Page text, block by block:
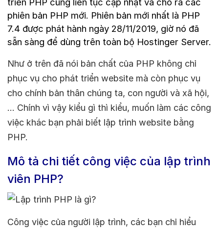
phiên bản PHP mới. Phiên bản mới nhất là PHP
7.4 được phát hành ngày 28/11/2019, giờ nó đã
sẵn sàng để dùng trên toàn bộ Hostinger Server.
Như ở trên đã nói bản chất của PHP không chỉ
phục vụ cho phát triển website mà còn phục vụ
cho chính bản thân chúng ta, con người và xã hội,
… Chính vì vậy kiểu gì thì kiểu, muốn làm các công
việc khác bạn phải biết lập trình website bằng
PHP.
Mô tả chi tiết công việc của lập trình
viên PHP?
Công việc của người lập trình, các bạn chỉ hiểu